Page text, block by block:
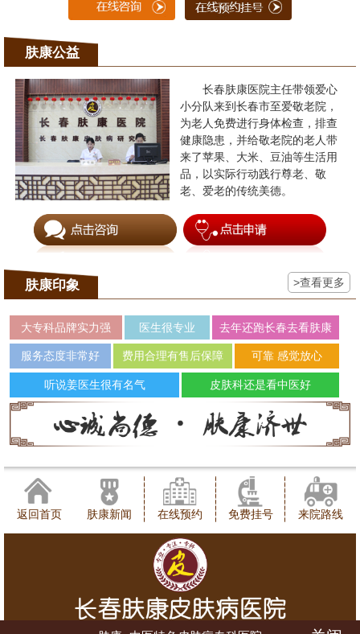
肤康公益
长春肤康医院主任带领爱心
小分队来到长春市至爱敬老院，
为老人免费进行身体检查，排查
健康隐患，并给敬老院的老人带
来了苹果、大米、豆油等生活用
品，以实际行动践行尊老、敬
老、爱老的传统美德。
肤康印象 >查看更多
大专科品牌实力强 医生很专业 去年还跑长春去看肤康
服务态度非常好 费用合理有售后保障 可靠 感觉放心
听说姜医生很有名气 皮肤科还是看中医好
返回首页 肤康新闻 在线预约 免费挂号 来院路线